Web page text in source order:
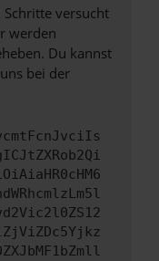
versucht
werden
Du kannst
bei der